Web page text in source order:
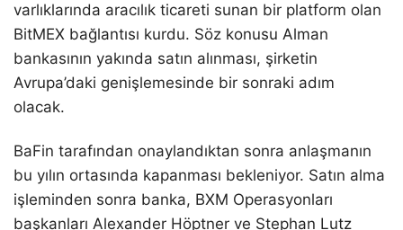
varlıklarında aracılık ticareti sunan bir platform olan
BitMEX bağlantısı kurdu. Söz konusu Alman
bankasının yakında satın alınması, şirketin
Avrupa’daki genişlemesinde bir sonraki adım
olacak.
BaFin tarafından onaylandıktan sonra anlaşmanın
bu yılın ortasında kapanması bekleniyor. Satın alma
işleminden sonra banka, BXM Operasyonları
başkanları Alexander Höptner ve Stephan Lutz